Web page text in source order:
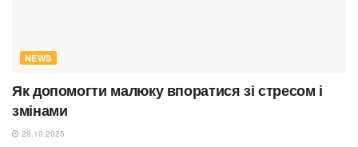
NEWS
Як допомогти малюку впоратися зі стресом і
змінами
29.10.2025